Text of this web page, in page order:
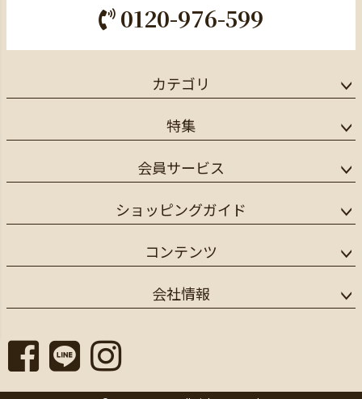
0120-976-599
カテゴリ
特集
会員サービス
ショッピングガイド
コンテンツ
会社情報